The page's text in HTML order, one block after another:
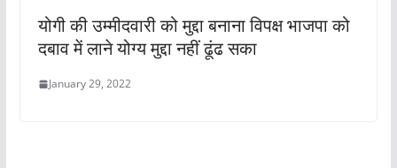
योगी की उम्मीदवारी को मुद्दा बनाना विपक्ष भाजपा को
दबाव में लाने योग्य मुद्दा नहीं ढूंढ सका
January 29, 2022